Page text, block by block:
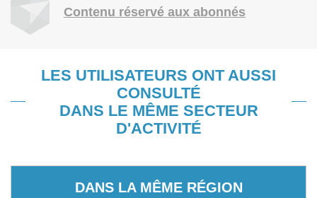
Contenu réservé aux abonnés
LES UTILISATEURS ONT AUSSI
CONSULTÉ
DANS LE MÊME SECTEUR
D'ACTIVITÉ
DANS LA MÊME RÉGION